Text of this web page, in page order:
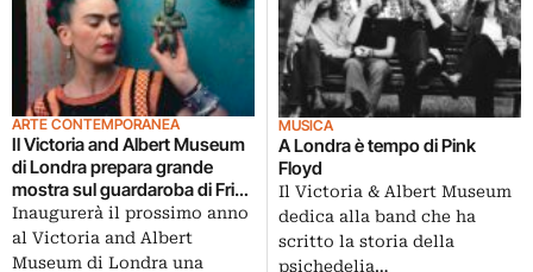
ARTE CONTEMPORANEA
Il Victoria and Albert Museum
di Londra prepara grande
mostra sul guardaroba di Frida
Kahlo
Inaugurerà il prossimo anno
al Victoria and Albert
Museum di Londra una
MUSICA
A Londra è tempo di Pink
Floyd
Il Victoria & Albert Museum
dedica alla band che ha
scritto la storia della
psichedelia…